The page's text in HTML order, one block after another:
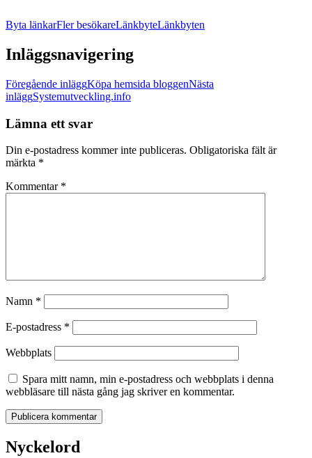
Byta länkarFler besökareLänkbyteLänkbyten
Inläggsnavigering
Föregående inläggKöpa hemsida bloggenNästa
inläggSystemutveckling.info
Lämna ett svar
Din e-postadress kommer inte publiceras. Obligatoriska fält är
märkta *
Kommentar *
Namn *
E-postadress *
Webbplats
Spara mitt namn, min e-postadress och webbplats i denna
webbläsare till nästa gång jag skriver en kommentar.
Nyckelord